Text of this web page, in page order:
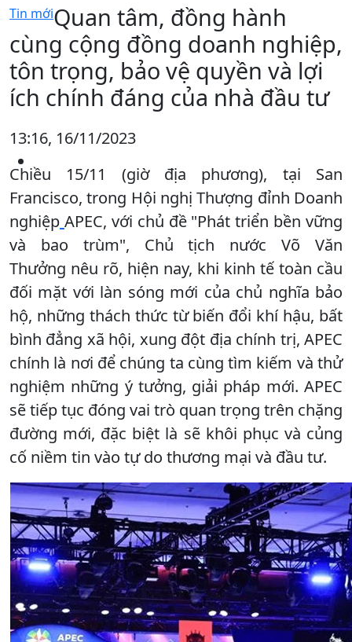
Tin mớiQuan tâm, đồng hành
cùng cộng đồng doanh nghiệp,
tôn trọng, bảo vệ quyền và lợi
ích chính đáng của nhà đầu tư
13:16, 16/11/2023
Chiều 15/11 (giờ địa phương), tại San
Francisco, trong Hội nghị Thượng đỉnh Doanh
nghiệp APEC, với chủ đề "Phát triển bền vững
và bao trùm", Chủ tịch nước Võ Văn
Thưởng nêu rõ, hiện nay, khi kinh tế toàn cầu
đối mặt với làn sóng mới của chủ nghĩa bảo
hộ, những thách thức từ biến đổi khí hậu, bất
bình đẳng xã hội, xung đột địa chính trị, APEC
chính là nơi để chúng ta cùng tìm kiếm và thử
nghiệm những ý tưởng, giải pháp mới. APEC
sẽ tiếp tục đóng vai trò quan trọng trên chặng
đường mới, đặc biệt là sẽ khôi phục và củng
cố niềm tin vào tự do thương mại và đầu tư.